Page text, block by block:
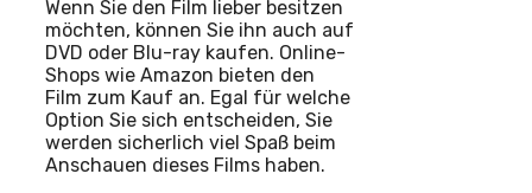
Wenn Sie den Film lieber besitzen
möchten, können Sie ihn auch auf
DVD oder Blu-ray kaufen. Online-
Shops wie Amazon bieten den
Film zum Kauf an. Egal für welche
Option Sie sich entscheiden, Sie
werden sicherlich viel Spaß beim
Anschauen dieses Films haben.